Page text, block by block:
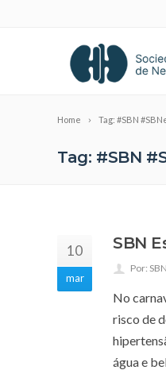
Home Tag: #SBN
Tag: #SBN
10
mar
SBN
Por: SBN
No
risco de
água e